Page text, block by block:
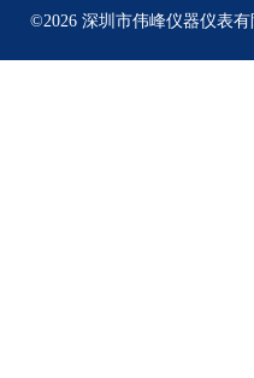
©2026 深圳市伟峰仪器仪表